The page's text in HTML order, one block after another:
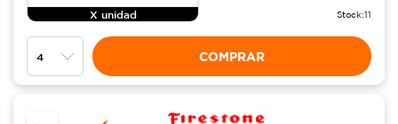
X unidad Stock:11
COMPRAR